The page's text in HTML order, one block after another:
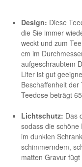
Design: Diese
die Sie immer
weckt und zum
cm im
aufgeschraubtem
Liter ist gut
Beschaffenheit
Teedose beträgt
Lichtschutz: Das
sodass die schöne
im dunklen
schimmerndem,
matten Gravur